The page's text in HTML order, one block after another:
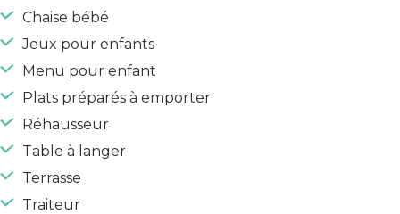
Chaise bébé
Jeux pour enfants
Menu pour enfant
Plats préparés à emporter
Réhausseur
Table à langer
Terrasse
Traiteur